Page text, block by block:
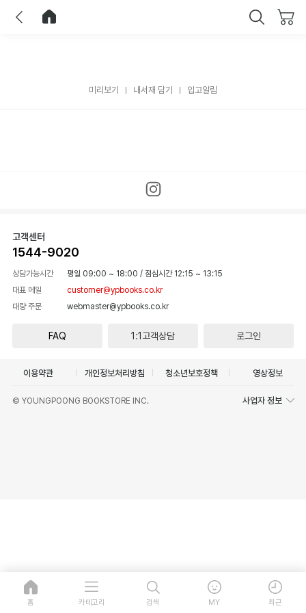
미리보기 내서재 담기 입고알림
고객센터
1544-9020
상담가능시간 평일 09:00 ~ 18:00 / 점심시간 12:15 ~ 13:15
대표 메일
customer@ypbooks.co.kr
대량 주문
webmaster@ypbooks.co.kr
FAQ 1:1고객상담 로그인
이용약관 개인정보처리방침 청소년보호정책 영상정보
© YOUNGPOONG BOOKSTORE INC. 사업자 정보
홈 카테고리 검색 MY 최근